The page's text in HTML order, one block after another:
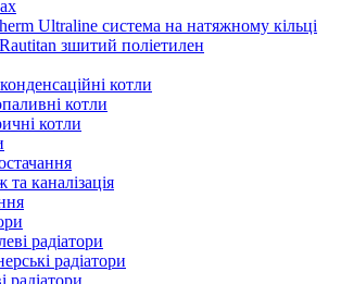
Ultraline система на натяжному кільці
зшитий поліетилен
котли
котли
котли
та каналізація
радіатори
радіатори
радіатори